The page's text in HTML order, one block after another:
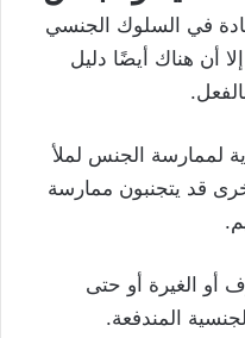
في السلوك الجنسي
أن هناك أيضًا دليل
لممارسة الجنس لملأ
قد يتجنبون ممارسة
أو الغيرة أو حتى
المندفعة.